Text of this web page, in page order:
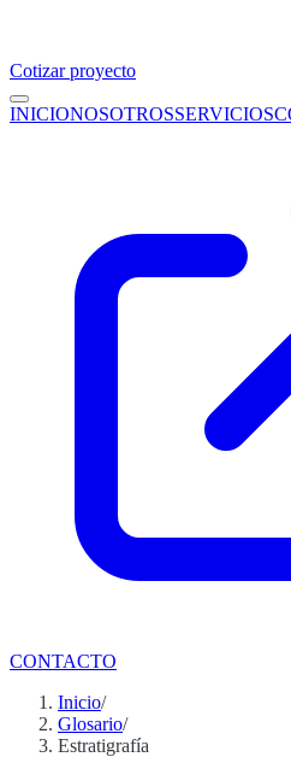
Cotizar proyecto
INICIONOSOTROSSERVICIOS
CONTACTO
Inicio/
Glosario/
Estratigrafía